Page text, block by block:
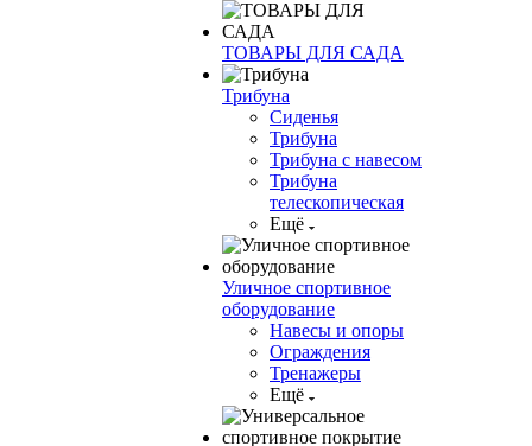
ТОВАРЫ ДЛЯ САДА
Трибуна
Сиденья
Трибуна
Трибуна с навесом
Трибуна
телескопическая
Ещё
Уличное спортивное
оборудование
Навесы и опоры
Ограждения
Тренажеры
Ещё